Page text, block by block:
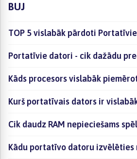
BUJ
TOP 5 vislabāk pārdoti
Portatīvie datori - cik dažādu
Kāds procesors vislabāk
Kurš portatīvais dators ir
Cik daudz RAM nepieciešams
Kādu portatīvo datoru izvēlēties